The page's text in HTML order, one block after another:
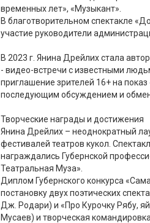
временных лет», «Музыкант».
В благотворительном спектакле
участие руководители
В 2023 г. Янина Дрейлих стала
- видео-встречи с известными
приглашение зрителей 16+ на
последующим обсуждением и
Творческие награды и достижения
Янина Дрейлих – неоднократный
фестивалей театров кукол.
награждались Губернской
Театральная Муза».
Диплом Губернского конкурса
постановку двух поэтических
Дж. Родари) и «Про Курочку Рябу,
Мусаев) и творческая